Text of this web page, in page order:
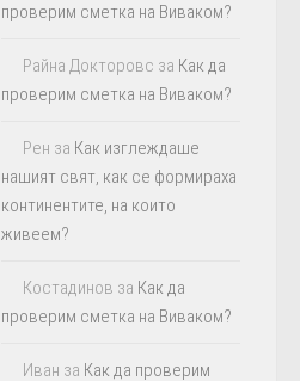
проверим сметка на Виваком?
Райна Докторовс за Как да
проверим сметка на Виваком?
Рен за Как изглеждаше
нашият свят, как се формираха
континентите, на които
живеем?
Костадинов за Как да
проверим сметка на Виваком?
Иван за Как да проверим